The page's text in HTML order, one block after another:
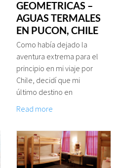
GEOMETRICAS –
AGUAS TERMALES
EN PUCON, CHILE
Como había dejado la
aventura extrema para el
principio en mi viaje por
Chile, decidí que mi
último destino en
Read more